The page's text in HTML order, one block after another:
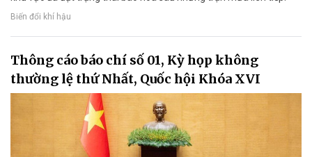
Biến đổi khí hậu
Thông cáo báo chí số 01, Kỳ họp không
thường lệ thứ Nhất, Quốc hội Khóa XVI